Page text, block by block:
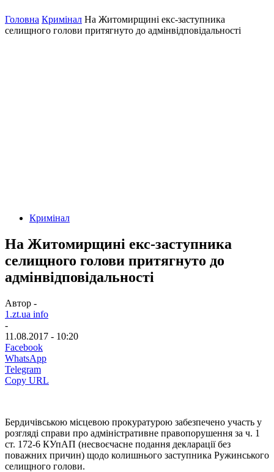
Головна Кримінал На Житомирщині екс-заступника
селищного голови притягнуто до адмінвідповідальності
Кримінал
На Житомирщині екс-заступника
селищного голови притягнуто до
адмінвідповідальності
Автор -
1.zt.ua info
-
11.08.2017 - 10:20
Facebook
WhatsApp
Telegram
Copy URL
Бердичівською місцевою прокуратурою забезпечено участь у
розгляді справи про адміністративне правопорушення за ч. 1
ст. 172-6 КУпАП (несвоєчасне подання декларації без
поважних причин) щодо колишнього заступника Ружинського
селищного голови.